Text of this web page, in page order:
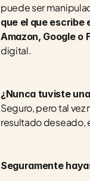
puede ser
que el que escribe
Amazon, Google o
digital.
¿Nunca tuviste
Seguro, pero tal
resultado deseado,
Seguramente